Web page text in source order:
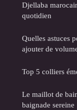
Djellaba
quotidien
Quelles astuces
ajouter de
Top 5 colliers
Le maillot de
baignade sereine